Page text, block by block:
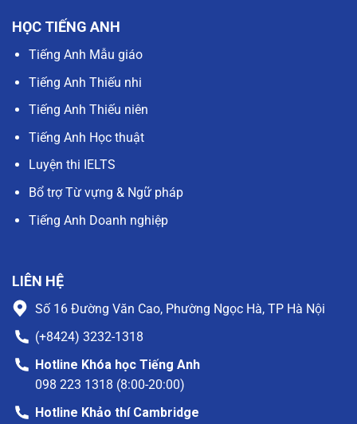
HỌC TIẾNG ANH
Tiếng Anh Mẫu giáo
Tiếng Anh Thiếu nhi
Tiếng Anh Thiếu niên
Tiếng Anh Học thuật
Luyện thi IELTS
Bổ trợ Từ vựng & Ngữ pháp
Tiếng Anh Doanh nghiệp
LIÊN HỆ
Số 16 Đường Văn Cao, Phường Ngọc Hà, TP Hà Nội
(+8424) 3232-1318
Hotline Khóa học Tiếng Anh
098 223 1318 (8:00-20:00)
Hotline Khảo thí Cambridge